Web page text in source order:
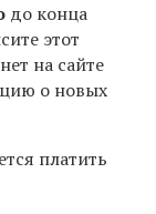
до конца
этот
на сайте
о новых
платить